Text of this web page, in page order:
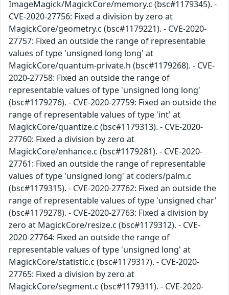
ImageMagick/MagickCore/memory.c (bsc#1179345). -
CVE-2020-27756: Fixed a division by zero at
MagickCore/geometry.c (bsc#1179221). - CVE-2020-
27757: Fixed an outside the range of representable
values of type 'unsigned long long' at
MagickCore/quantum-private.h (bsc#1179268). - CVE-
2020-27758: Fixed an outside the range of
representable values of type 'unsigned long long'
(bsc#1179276). - CVE-2020-27759: Fixed an outside the
range of representable values of type 'int' at
MagickCore/quantize.c (bsc#1179313). - CVE-2020-
27760: Fixed a division by zero at
MagickCore/enhance.c (bsc#1179281). - CVE-2020-
27761: Fixed an outside the range of representable
values of type 'unsigned long' at coders/palm.c
(bsc#1179315). - CVE-2020-27762: Fixed an outside the
range of representable values of type 'unsigned char'
(bsc#1179278). - CVE-2020-27763: Fixed a division by
zero at MagickCore/resize.c (bsc#1179312). - CVE-
2020-27764: Fixed an outside the range of
representable values of type 'unsigned long' at
MagickCore/statistic.c (bsc#1179317). - CVE-2020-
27765: Fixed a division by zero at
MagickCore/segment.c (bsc#1179311). - CVE-2020-